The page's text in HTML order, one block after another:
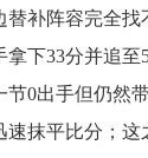
替补阵容完全找
拿下33分并追至
0出手但仍然
抹平比分； 这